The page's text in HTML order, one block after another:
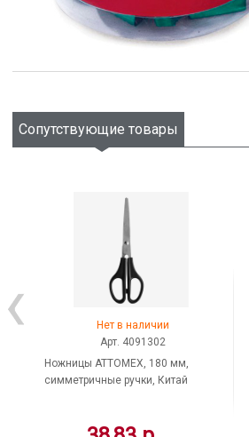
Сопутствующие товары
Нет в наличии
Арт. 4091302
Ножницы ATTOMEX, 180 мм,
симметричные ручки, Китай